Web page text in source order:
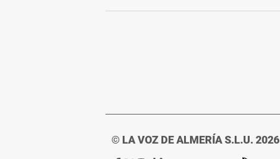
© LA VOZ DE ALMERÍA S.L.U. 2026